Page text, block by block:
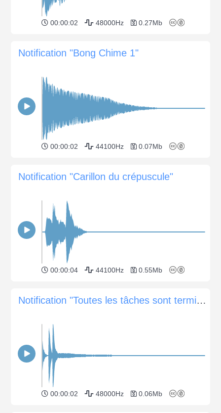
00:00:02 48000Hz 0.27Mb
Notification "Bong Chime 1"
00:00:02 44100Hz 0.07Mb
Notification "Carillon du crépuscule"
00:00:04 44100Hz 0.55Mb
Notification "Toutes les tâches sont terminées".
00:00:02 48000Hz 0.06Mb